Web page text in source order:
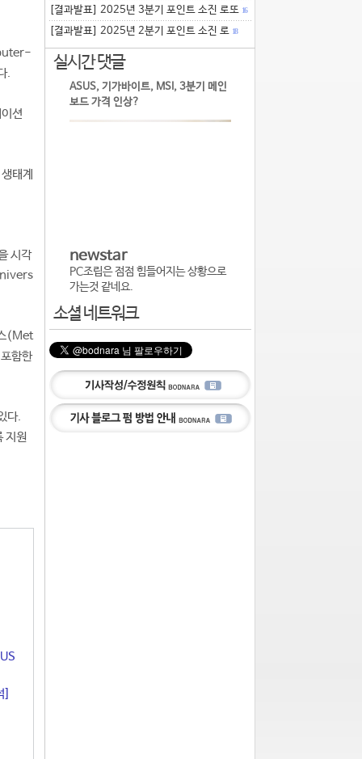
.
션
태계
시각
(Met
함한
다.
지원
[결과발표] 2025년 3분기 포인트 소진 로또 16
[결과발표] 2025년 2분기 포인트 소진 로 18
실시간 댓글
ASUS, 기가바이트, MSI, 3분기 메인
보드 가격 인상?
newstar
PC조립은 점점 힘들어지는 상황으로
가는것 같네요.
소셜 네트워크